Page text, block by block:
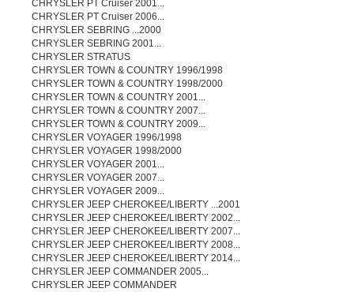
CHRYSLER PT Cruiser 2001...
CHRYSLER PT Cruiser 2006...
CHRYSLER SEBRING ...2000
CHRYSLER SEBRING 2001...
CHRYSLER STRATUS
CHRYSLER TOWN & COUNTRY 1996/1998
CHRYSLER TOWN & COUNTRY 1998/2000
CHRYSLER TOWN & COUNTRY 2001...
CHRYSLER TOWN & COUNTRY 2007...
CHRYSLER TOWN & COUNTRY 2009...
CHRYSLER VOYAGER 1996/1998
CHRYSLER VOYAGER 1998/2000
CHRYSLER VOYAGER 2001...
CHRYSLER VOYAGER 2007...
CHRYSLER VOYAGER 2009...
CHRYSLER JEEP CHEROKEE/LIBERTY ...2001
CHRYSLER JEEP CHEROKEE/LIBERTY 2002...
CHRYSLER JEEP CHEROKEE/LIBERTY 2007...
CHRYSLER JEEP CHEROKEE/LIBERTY 2008...
CHRYSLER JEEP CHEROKEE/LIBERTY 2014...
CHRYSLER JEEP COMMANDER 2005...
CHRYSLER JEEP COMMANDER